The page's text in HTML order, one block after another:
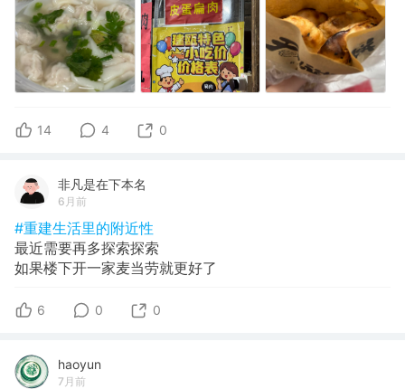
14 4 0
非凡是在下本名
6月前
#重建生活里的附近性
最近需要再多探索探索
如果楼下开一家麦当劳就更好了
6 0 0
haoyun
7月前